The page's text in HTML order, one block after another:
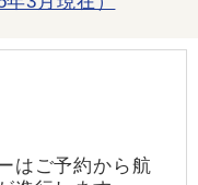
はご予約から航